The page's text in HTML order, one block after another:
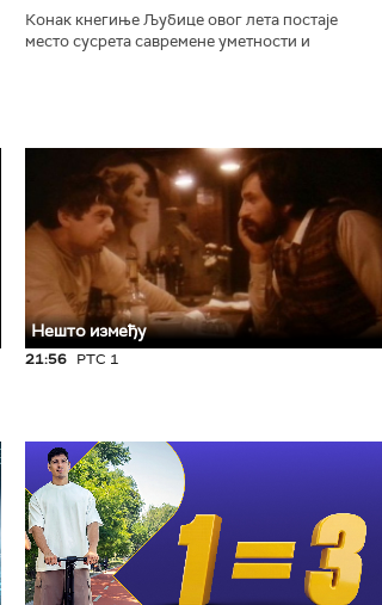
Конак кнегиње Љубице овог лета постаје
место сусрета савремене уметности и
Нешто између
21:56 РТС 1